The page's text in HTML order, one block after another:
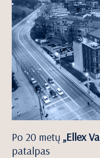
Po 20 metų „Ellex
patalpas